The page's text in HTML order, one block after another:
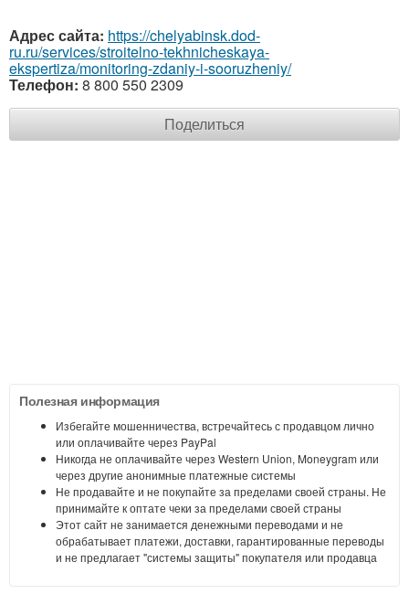
Адрес сайта: https://chelyabinsk.dod-
ru.ru/services/stroitelno-tekhnicheskaya-
ekspertiza/monitoring-zdaniy-i-sooruzheniy/
Телефон: 8 800 550 2309
Поделиться
Полезная информация
Избегайте мошенничества, встречайтесь с продавцом лично
или оплачивайте через PayPal
Никогда не оплачивайте через Western Union, Moneygram или
через другие анонимные платежные системы
Не продавайте и не покупайте за пределами своей страны. Не
принимайте к оптате чеки за пределами своей страны
Этот сайт не занимается денежными переводами и не
обрабатывает платежи, доставки, гарантированные переводы
и не предлагает "системы защиты" покупателя или продавца